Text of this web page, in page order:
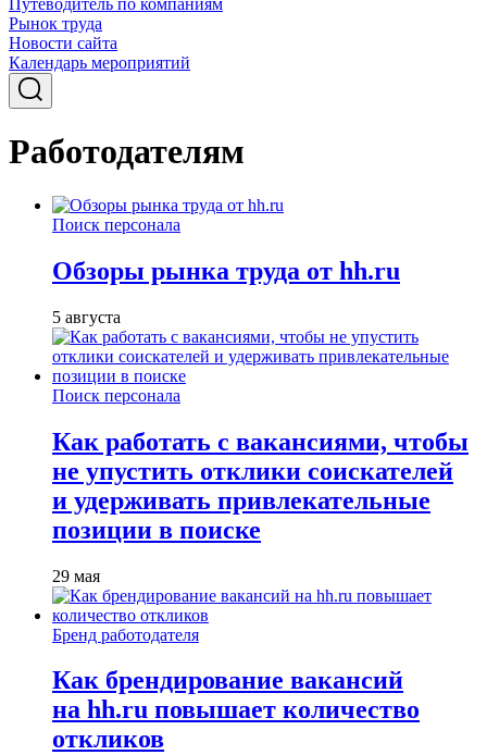
Путеводитель по компаниям
Рынок труда
Новости сайта
Календарь мероприятий
Работодателям
Поиск персонала
Обзоры рынка труда от hh.ru
5 августа
Поиск персонала
Как работать с вакансиями, чтобы
не упустить отклики соискателей
и удерживать привлекательные
позиции в поиске
29 мая
Бренд работодателя
Как брендирование вакансий
на hh.ru повышает количество
откликов